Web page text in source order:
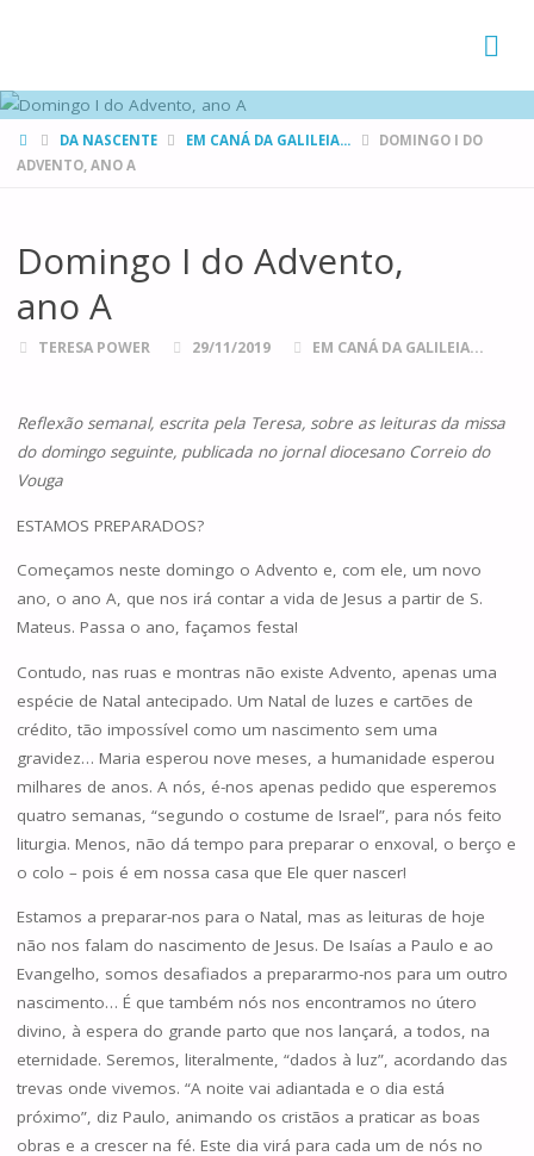
HOMEDA NASCENTE EM CANÁ DA GALILEIA...
DOMINGO I DO
ADVENTO, ANO A
Domingo I do Advento,
ano A
TERESA POWER 29/11/2019 EM CANÁ DA GALILEIA...
Reflexão semanal, escrita pela Teresa, sobre as leituras da missa
do domingo seguinte, publicada no jornal diocesano Correio do
Vouga
ESTAMOS PREPARADOS?
Começamos neste domingo o Advento e, com ele, um novo
ano, o ano A, que nos irá contar a vida de Jesus a partir de S.
Mateus. Passa o ano, façamos festa!
Contudo, nas ruas e montras não existe Advento, apenas uma
espécie de Natal antecipado. Um Natal de luzes e cartões de
crédito, tão impossível como um nascimento sem uma
gravidez… Maria esperou nove meses, a humanidade esperou
milhares de anos. A nós, é-nos apenas pedido que esperemos
quatro semanas, “segundo o costume de Israel”, para nós feito
liturgia. Menos, não dá tempo para preparar o enxoval, o berço e
o colo – pois é em nossa casa que Ele quer nascer!
Estamos a preparar-nos para o Natal, mas as leituras de hoje
não nos falam do nascimento de Jesus. De Isaías a Paulo e ao
Evangelho, somos desafiados a prepararmo-nos para um outro
nascimento… É que também nós nos encontramos no útero
divino, à espera do grande parto que nos lançará, a todos, na
eternidade. Seremos, literalmente, “dados à luz”, acordando das
trevas onde vivemos. “A noite vai adiantada e o dia está
próximo”, diz Paulo, animando os cristãos a praticar as boas
obras e a crescer na fé. Este dia virá para cada um de nós no